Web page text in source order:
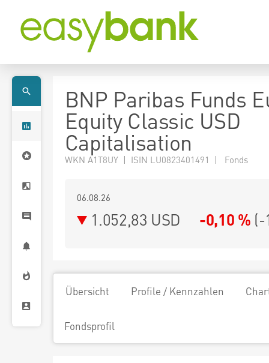
BNP Paribas Funds
Equity Classic USD
Capitalisation
WKN A1T8UY | ISIN LU0823401491 | Fonds
06.08.26
1.052,83 USD -0,10 % (-
Übersicht Profile / Kennzahlen
Fondsprofil